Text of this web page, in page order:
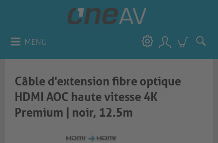
MENU
Câble d'extension fibre optique
HDMI AOC haute vitesse 4K
Premium | noir, 12.5m​​​​​​​